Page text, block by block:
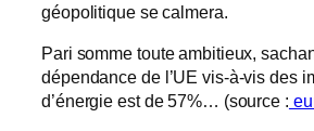
géopolitique se calmera.
Pari somme toute ambitieux,
dépendance de l’UE vis-à-vis des
d’énergie est de 57%… (source :